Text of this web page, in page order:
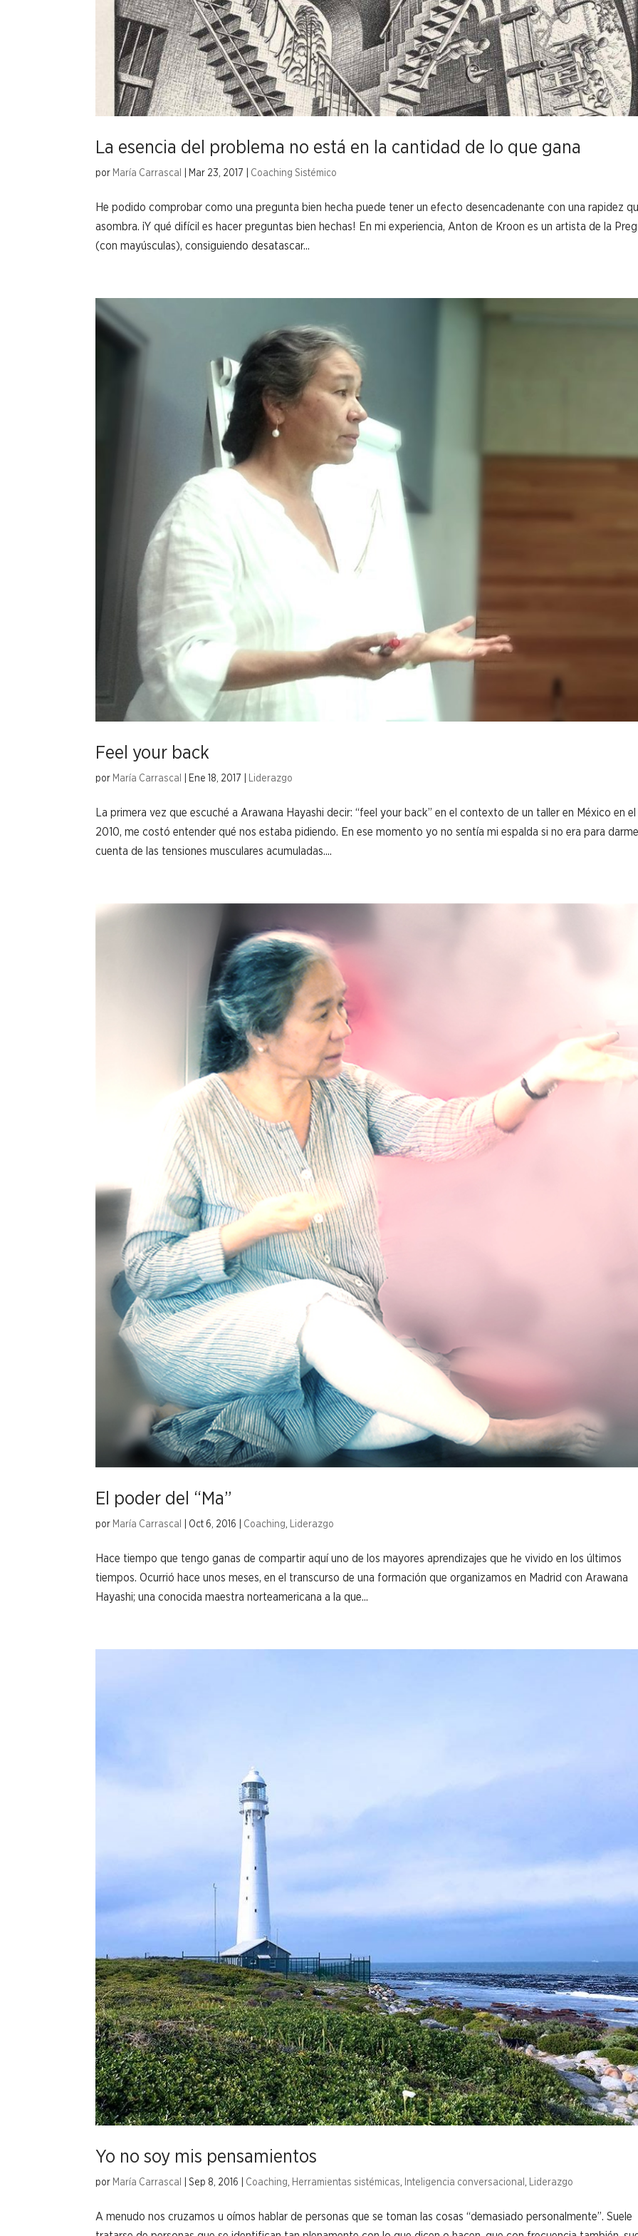
La esencia del problema no está en la cantidad de lo que gana
por María Carrascal Mar 23, 2017 Coaching Sistémico
He podido comprobar como una pregunta bien hecha puede tener un efecto desencadenante con una rapidez
asombra. ¡Y qué difícil es hacer preguntas bien hechas! En mi experiencia, Anton de Kroon es un artista de la
(con mayúsculas), consiguiendo desatascar...
Feel your back
por María Carrascal Ene 18, 2017 Liderazgo
La primera vez que escuché a Arawana Hayashi decir: “feel your back” en el contexto de un taller en México en el
2010, me costó entender qué nos estaba pidiendo. En ese momento yo no sentía mi espalda si no era para
cuenta de las tensiones musculares acumuladas....
El poder del “Ma”
por María Carrascal Oct 6, 2016 Coaching, Liderazgo
Hace tiempo que tengo ganas de compartir aquí uno de los mayores aprendizajes que he vivido en los últimos
tiempos. Ocurrió hace unos meses, en el transcurso de una formación que organizamos en Madrid con Arawana
Hayashi; una conocida maestra norteamericana a la que...
Yo no soy mis pensamientos
por María Carrascal |Sep 8, 2016 Coaching, Herramientas sistémicas, Inteligencia conversacional , Liderazgo
A menudo nos cruzamos u oímos hablar de personas que se toman las cosas “demasiado personalmente”. Suele